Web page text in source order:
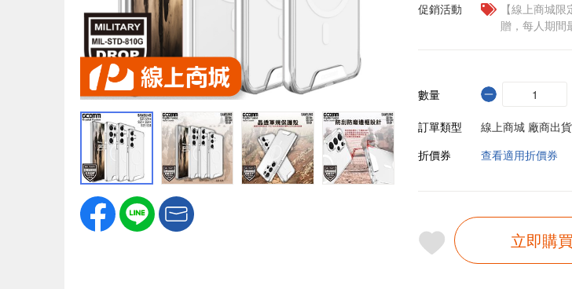
促銷活動
【線上商城
贈，每人期間
數量
訂單類型
線上商城 廠商出貨
折價券
查看適用折價券
立即購買